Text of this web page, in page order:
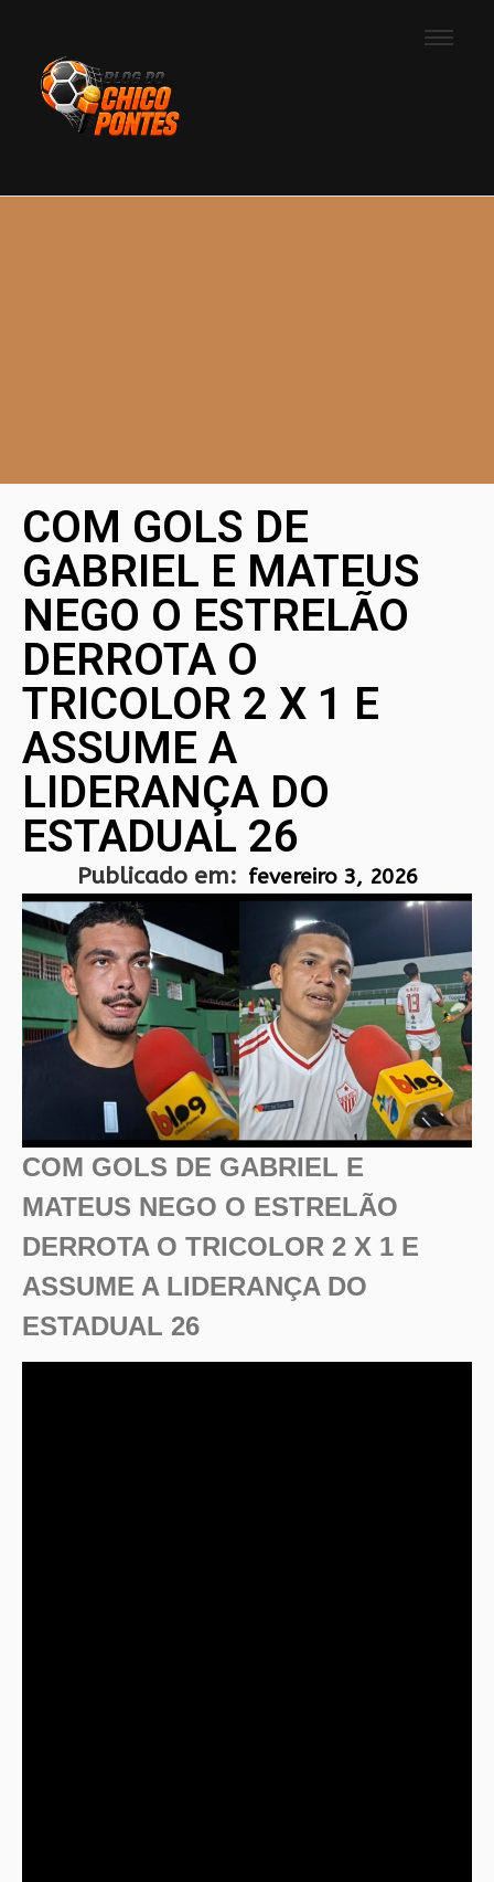
COM GOLS DE
GABRIEL E MATEUS
NEGO O ESTRELÃO
DERROTA O
TRICOLOR 2 X 1 E
ASSUME A
LIDERANÇA DO
ESTADUAL 26
Publicado em: fevereiro 3, 2026
COM GOLS DE GABRIEL E
MATEUS NEGO O ESTRELÃO
DERROTA O TRICOLOR 2 X 1 E
ASSUME A LIDERANÇA DO
ESTADUAL 26